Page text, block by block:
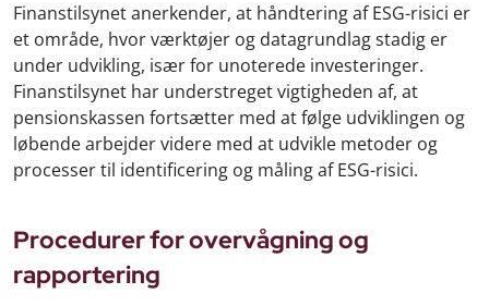
Finanstilsynet anerkender, at håndtering af ESG-risici er
et område, hvor værktøjer og datagrundlag stadig er
under udvikling, især for unoterede investeringer.
Finanstilsynet har understreget vigtigheden af, at
pensionskassen fortsætter med at følge udviklingen og
løbende arbejder videre med at udvikle metoder og
processer til identificering og måling af ESG-risici.
Procedurer for overvågning og
rapportering